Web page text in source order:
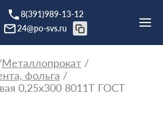
8(391)989-13-12
24@po-svs.ru
Металлопрокат
фольга
0,25х300 8011Т ГОСТ